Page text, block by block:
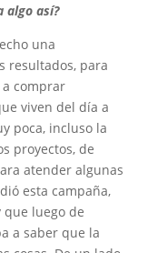
algo así?
una
resultados, para
comprar
viven del día a
poca, incluso la
proyectos, de
atender algunas
esta campaña,
luego de
a saber que la